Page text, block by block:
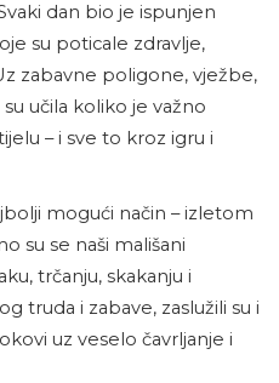
dan bio je ispunjen
su poticale zdravlje,
zabavne poligone, vježbe,
učila koliko je važno
– i sve to kroz igru i
mogući način – izletom
su se naši mališani
trčanju, skakanju i
truda i zabave, zaslužili su i
uz veselo čavrljanje i